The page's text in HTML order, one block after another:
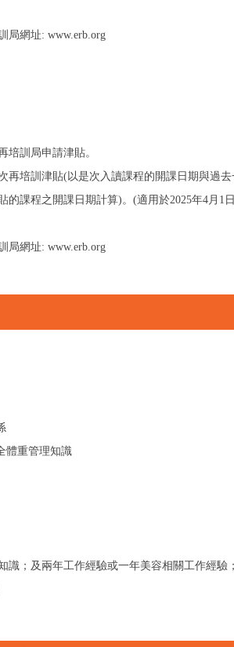
局網址: www.erb.org
培訓局申請津貼。
再培訓津貼(以是次入讀課程的開課日期與過去
的課程之開課日期計算)。(適用於2025年4月1
局網址: www.erb.org
體重管理知識
識；及兩年工作經驗或一年美容相關工作經驗